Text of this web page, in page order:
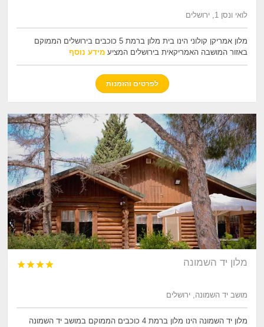
לואי ונסן 1, ירושלים
מלון אמריקן קולוני הינו בית מלון ברמת 5 כוכבים בירושלים הממוקם
באזור המושבה האמריקאית בירושלים המציעמידע נוסף
לפרטים והזמנות
מלון יד השמונה 



מושב יד השמונה, ירושלים
מלון יד השמונה הינו מלון ברמת 4 כוכבים הממוקם במושב יד השמונה